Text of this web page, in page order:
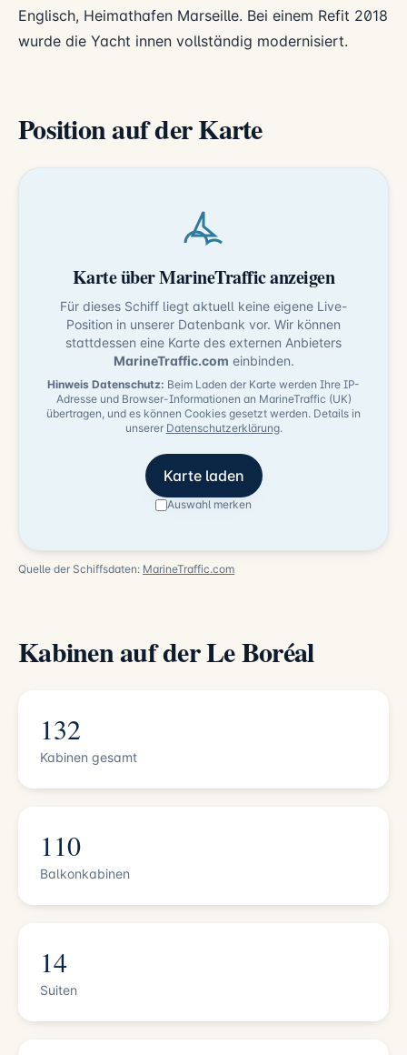
Englisch, Heimathafen Marseille. Bei einem Refit 2018
wurde die Yacht innen vollständig modernisiert.
Position auf der Karte
Karte über MarineTraffic anzeigen
Für dieses Schiff liegt aktuell keine eigene Live-
Position in unserer Datenbank vor. Wir können
stattdessen eine Karte des externen Anbieters
MarineTraffic.com einbinden.
Hinweis Datenschutz: Beim Laden der Karte werden Ihre IP-
Adresse und Browser-Informationen an MarineTraffic (UK)
übertragen, und es können Cookies gesetzt werden. Details in
unserer Datenschutzerklärung.
Karte laden
Auswahl merken
Quelle der Schiffsdaten: MarineTraffic.com
Kabinen auf der Le Boréal
132
Kabinen gesamt
110
Balkonkabinen
14
Suiten